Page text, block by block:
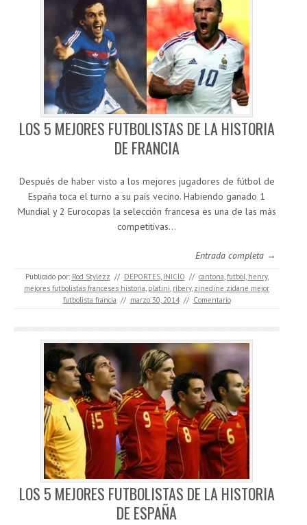
LOS 5 MEJORES FUTBOLISTAS DE LA HISTORIA
DE FRANCIA
Después de haber visto a los mejores jugadores de fútbol de
España toca el turno a su país vecino. Habiendo ganado 1
Mundial y 2 Eurocopas la selección francesa es una de las más
competitivas…
Entrada completa →
Publicado por: Rod Stylezz // DEPORTES, INICIO // cantona,futbol, henry,
mejores futbolistas franceses historia, platini, ribery, zinedine zidane mejor
futbolista francia // marzo 30, 2014 // Comentario
LOS 5 MEJORES FUTBOLISTAS DE LA HISTORIA
DE ESPAÑA